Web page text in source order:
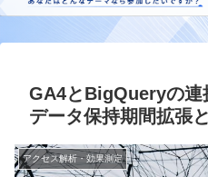
GA4とBigQueryの連
データ保持期間拡張
アクセス解析・効果測定